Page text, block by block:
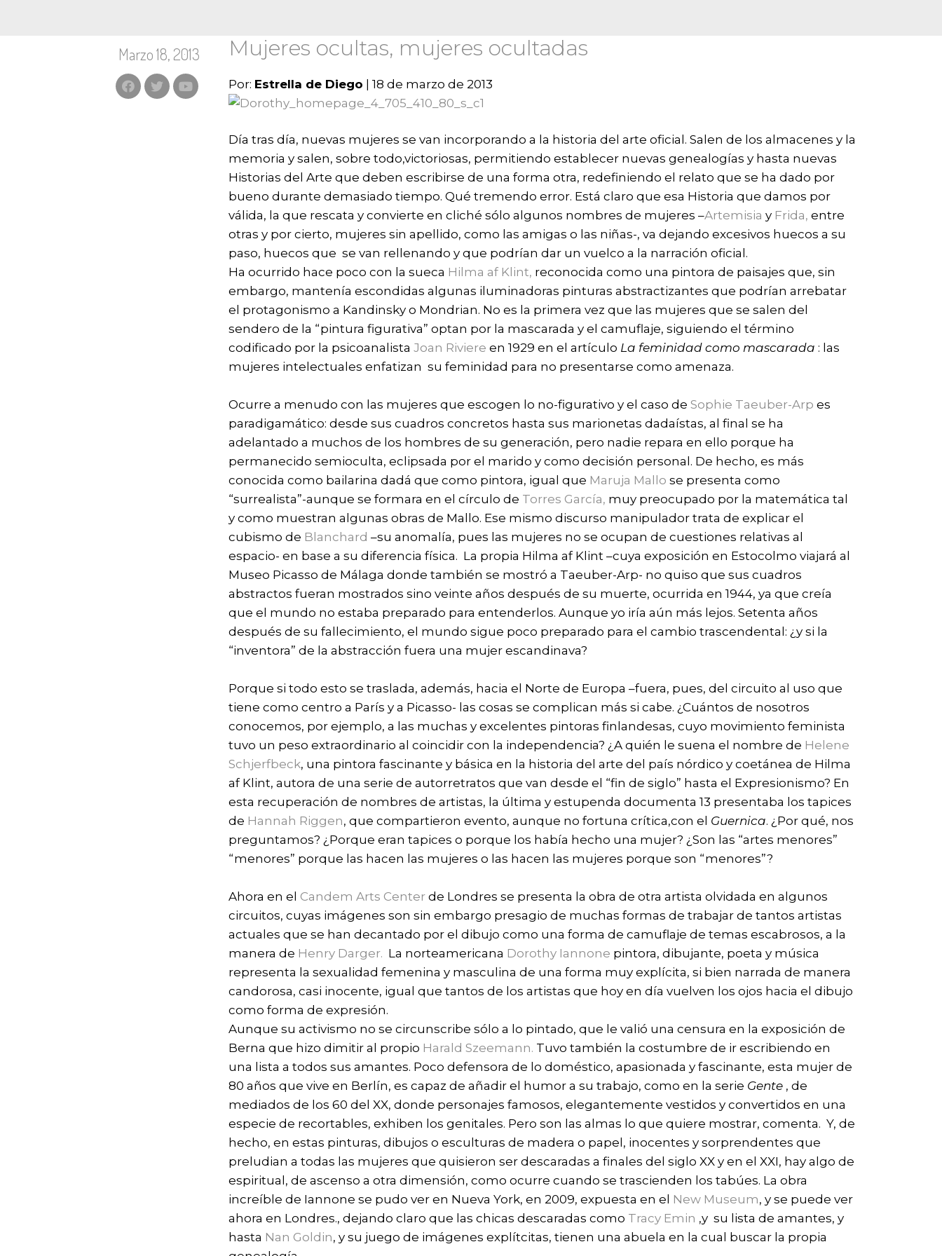
Marzo 18, 2013 Mujeres ocultas, mujeres ocultadas
Por: Estrella de Diego |18 de marzo de2013
Día tras día, nuevas mujeres se van incorporando a la historia del arte oficial. Salen de los almacenes y la
memoria y salen, sobre todo,victoriosas, permitiendo establecer nuevas genealogías y hasta nuevas
Historias del Arte que deben escribirse de una forma otra, redefiniendo el relato que se ha dado por
bueno durante demasiado tiempo. Qué tremendo error. Está claro que esa Historia que damos por
válida, la que rescata y convierte en cliché sólo algunos nombres de mujeres –Artemisia y Frida, entre
otras y por cierto, mujeres sin apellido, como las amigas o las niñas-, va dejando excesivos huecos a su
paso, huecos que se van rellenando y que podrían dar un vuelco a la narración oficial.
Ha ocurrido hace poco con la sueca Hilma af Klint, reconocida como una pintora de paisajes que, sin
embargo, mantenía escondidas algunas iluminadoras pinturas abstractizantes que podrían arrebatar
el protagonismo a Kandinsky o Mondrian. No es la primera vez que las mujeres que se salen del
sendero de la “pintura figurativa” optan por la mascarada y el camuflaje, siguiendo el término
codificado por la psicoanalistaJoan Riviereen 1929 en el artículo La feminidad como mascarada : las
mujeres intelectuales enfatizan su feminidad para no presentarse como amenaza.
Ocurre a menudo con las mujeres que escogen lo no-figurativo y el caso de Sophie Taeuber-Arp es
paradigamático: desde sus cuadros concretos hasta sus marionetas dadaístas, al final se ha
adelantado a muchos de los hombres de su generación, pero nadie repara en ello porque ha
permanecido semioculta, eclipsada por el marido y como decisión personal. De hecho, es más
conocida como bailarina dadá que como pintora, igual que Maruja Mallo se presenta como
“surrealista”-aunque se formara en el círculo de Torres García, muy preocupado por la matemática tal
y como muestran algunas obras de Mallo. Ese mismo discurso manipulador trata de explicar el
cubismo de Blanchard –su anomalía, pues las mujeres no se ocupan de cuestiones relativas al
espacio- en base a su diferencia física. La propia Hilma af Klint –cuya exposición en Estocolmo viajará al
Museo Picasso de Málaga donde también se mostró a Taeuber-Arp- no quiso que sus cuadros
abstractos fueran mostrados sino veinte años después de su muerte, ocurrida en 1944, ya que creía
que el mundo no estaba preparado para entenderlos. Aunque yo iría aún más lejos. Setenta años
después de su fallecimiento, el mundo sigue poco preparado para el cambio trascendental: ¿y si la
“inventora” de la abstracción fuera una mujer escandinava?
Porque si todo esto se traslada, además, hacia el Norte de Europa –fuera, pues, del circuito al uso que
tiene como centro a París y a Picasso- las cosas se complican más si cabe. ¿Cuántos de nosotros
conocemos, por ejemplo, a las muchas y excelentes pintoras finlandesas, cuyo movimiento feminista
tuvo un peso extraordinario al coincidir con la independencia? ¿A quién le suena el nombre de Helene
Schjerfbeck, una pintora fascinante y básica en la historia del arte del país nórdico y coetánea de Hilma
af Klint, autora de una serie de autorretratos que van desde el “fin de siglo” hasta el Expresionismo? En
esta recuperación de nombres de artistas, la última y estupenda documenta 13 presentaba los tapices
de Hannah Riggen, que compartieron evento, aunque no fortuna crítica,con el Guernica. ¿Por qué, nos
preguntamos? ¿Porque eran tapices o porque los había hecho una mujer? ¿Son las “artes menores”
“menores” porque las hacen las mujeres o las hacen las mujeres porque son “menores”?
Ahora en el Candem Arts Centerde Londres se presenta la obra de otra artista olvidada en algunos
circuitos, cuyas imágenes son sin embargo presagio de muchas formas de trabajar de tantos artistas
actuales que se han decantado por el dibujo como una forma de camuflaje de temas escabrosos, a la
manera de Henry Darger. La norteamericana Dorothy Iannone pintora, dibujante, poeta y música
representa la sexualidad femenina y masculina de una forma muy explícita, si bien narrada de manera
candorosa, casi inocente, igual que tantos de los artistas que hoy en día vuelven los ojos hacia el dibujo
como forma de expresión.
Aunque su activismo no se circunscribe sólo a lo pintado, que le valió una censura en la exposición de
Berna que hizo dimitir al propio Harald Szeemann. Tuvo también la costumbre de ir escribiendo en
una lista a todos sus amantes. Poco defensora de lo doméstico, apasionada y fascinante, esta mujer de
80 años que vive en Berlín, es capaz de añadir el humor a su trabajo, como en la serie Gente , de
mediados de los 60 del XX, donde personajes famosos, elegantemente vestidos y convertidos en una
especie de recortables, exhiben los genitales. Pero son las almas lo que quiere mostrar, comenta. Y, de
hecho, en estas pinturas, dibujos o esculturas de madera o papel, inocentes y sorprendentes que
preludian a todas las mujeres que quisieron ser descaradas a finales del siglo XX y en el XXI, hay algo de
espiritual, de ascenso a otra dimensión, como ocurre cuando se trascienden los tabúes. La obra
increíble de Iannone se pudo ver en Nueva York, en 2009, expuesta en el New Museum, y se puede ver
ahora en Londres., dejando claro que las chicas descaradas como Tracy Emin ,y su lista de amantes, y
hasta Nan Goldin, y su juego de imágenes explítcitas, tienen una abuela en la cual buscar la propia